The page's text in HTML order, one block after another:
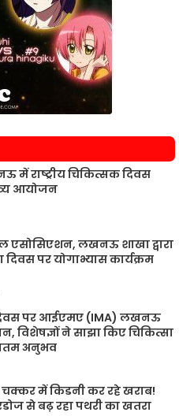
राष्ट्रीय चिकित्सक दिवस
आयोजन
एसोसिएशन, लखनऊ शाखा द्वारा
दिवस पर योगाभ्यास कार्यक्रम
दिवस पर आईएमए (IMA) लखनऊ
विशेषज्ञों ने साझा किए चिकित्सा
अनुभव
में किडनी कर रहे खराब!
से बढ़ रहा पथरी का खतरा